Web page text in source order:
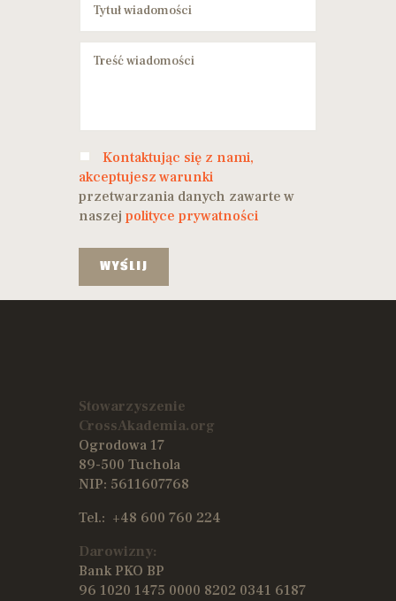
Kontaktując się z nami,
akceptujesz warunki
przetwarzania danych zawarte w
naszej polityce prywatności
Stowarzyszenie
CrossAkademia.org
Ogrodowa 17
89-500 Tuchola
NIP: 5611607768
Tel.: +48 600 760 224
Darowizny:
Bank PKO BP
96 1020 1475 0000 8202 0341 6187